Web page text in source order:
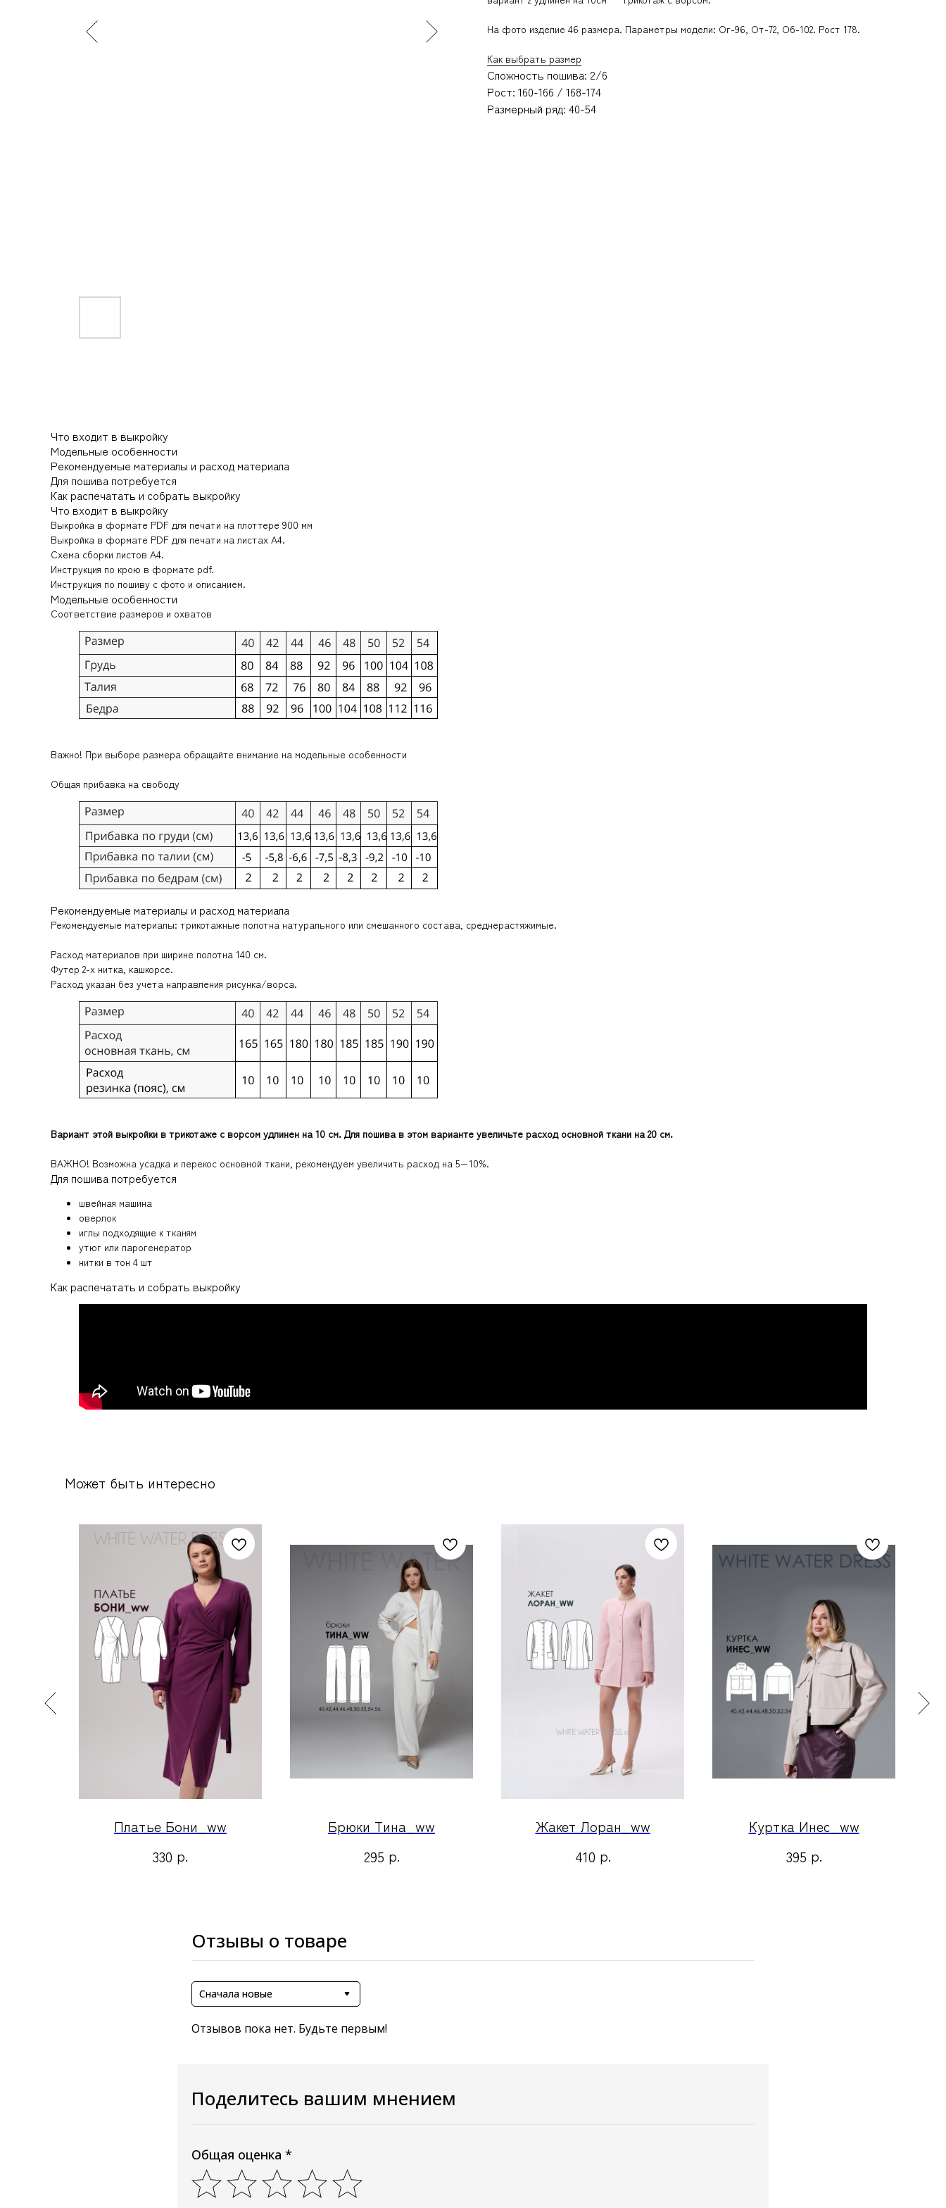
На фото изделие 46 размера. Параметры модели: Ог-96, От-72, Об-102. Рост 178.
Как выбрать размер
Сложность пошива: 2/6
Рост: 160-166 / 168-174
Размерный ряд: 40-54
Что входит в выкройку
Модельные особенности
Рекомендуемые материалы и расход материала
Для пошива потребуется
Как распечатать и собрать выкройку
Что входит в выкройку
Выкройка в формате PDF для печати на плоттере 900 мм
Выкройка в формате PDF для печати на листах А4.
Схема сборки листов А4.
Инструкция по крою в формате pdf.
Инструкция по пошиву с фото и описанием.
Модельные особенности
Соответствие размеров и охватов
Важно! При выборе размера обращайте внимание на модельные особенности
Общая прибавка на свободу
Рекомендуемые материалы и расход материала
Рекомендуемые материалы: трикотажные полотна натурального или смешанного состава, среднерастяжимые.
Расход материалов при ширине полотна 140 см.
Футер 2-х нитка, кашкорсе.
Расход указан без учета направления рисунка/ворса.
Вариант этой выкройки в трикотаже с ворсом удлинен на 10 см. Для пошива в этом варианте увеличьте расход основной ткани на 20 см.
ВАЖНО! Возможна усадка и перекос основной ткани, рекомендуем увеличить расход на 5−10%.
Для пошива потребуется
швейная машина
оверлок
иглы подходящие к тканям
утюг или парогенератор
нитки в тон 4 шт
Как распечатать и собрать выкройку
Может быть интересно
Платье Бони_ww
330 р.
Брюки Тина_ww
295 р.
Жакет Лоран_ww
410 р.
Куртка Инес_ww
395 р.
Отзывы о товаре
Сначала новые
Отзывов пока нет. Будьте первым!
Поделитесь вашим мнением
Общая оценка *